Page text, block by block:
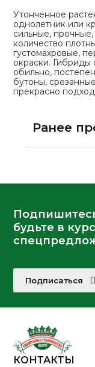
Утонченное
однолетник или
сильные,
количество
густомахровые,
окраски. Гибриды
обильно,
бутоны,
прекрасно
Ранее
будьте в
Подписаться
КОНТАКТЫ